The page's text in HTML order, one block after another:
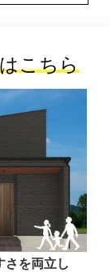
こちら
さを両立し